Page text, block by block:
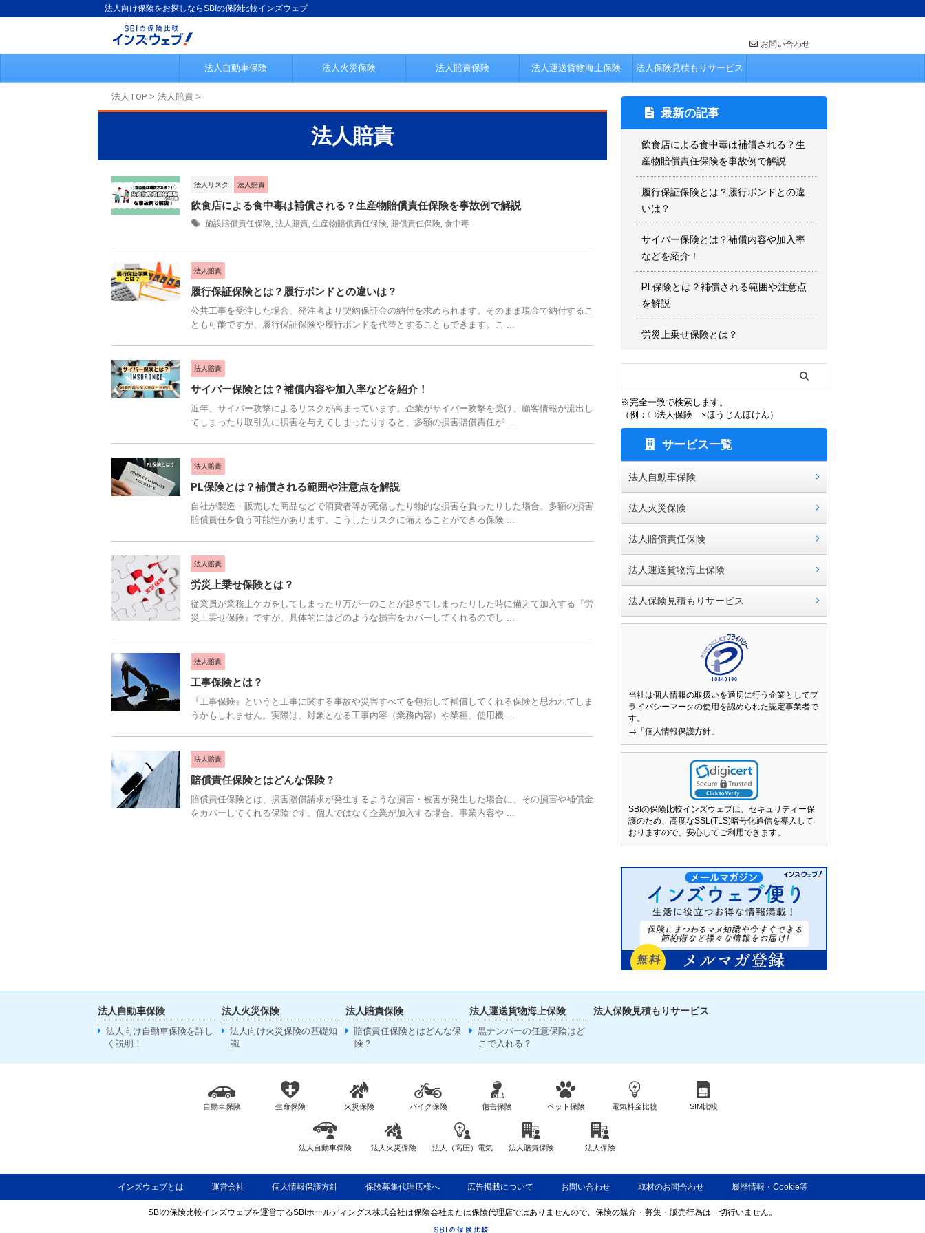
法人向け保険をお探しならSBIの保険比較インズウェブ
お問い合わせ
法人自動車保険 法人火災保険 法人賠責保険 法人運送貨物海上保険 法人保険見積もりサービス
法人TOP > 法人賠責 >
法人賠責
法人リスク 法人賠責
飲食店による食中毒は補償される？生産物賠償責任保険を事故例で解説
施設賠償責任保険, 法人賠責, 生産物賠償責任保険, 賠償責任保険, 食中毒
法人賠責
履行保証保険とは？履行ボンドとの違いは？
公共工事を受注した場合、発注者より契約保証金の納付を求められます。そのまま現金で納付するこ
とも可能ですが、履行保証保険や履行ボンドを代替とすることもできます。こ ...
法人賠責
サイバー保険とは？補償内容や加入率などを紹介！
近年、サイバー攻撃によるリスクが高まっています。企業がサイバー攻撃を受け、顧客情報が流出し
てしまったり取引先に損害を与えてしまったりすると、多額の損害賠償責任が ...
法人賠責
PL保険とは？補償される範囲や注意点を解説
自社が製造・販売した商品などで消費者等が死傷したり物的な損害を負ったりした場合、多額の損害
賠償責任を負う可能性があります。こうしたリスクに備えることができる保険 ...
法人賠責
労災上乗せ保険とは？
従業員が業務上ケガをしてしまったり万が一のことが起きてしまったりした時に備えて加入する『労
災上乗せ保険』ですが、具体的にはどのような損害をカバーしてくれるのでし ...
法人賠責
工事保険とは？
『工事保険』というと工事に関する事故や災害すべてを包括して補償してくれる保険と思われてしま
うかもしれません。実際は、対象となる工事内容（業務内容）や業種、使用機 ...
法人賠責
賠償責任保険とはどんな保険？
賠償責任保険とは、損害賠償請求が発生するような損害・被害が発生した場合に、その損害や補償金
をカバーしてくれる保険です。個人ではなく企業が加入する場合、事業内容や ...
最新の記事
飲食店による食中毒は補償される？生
産物賠償責任保険を事故例で解説
履行保証保険とは？履行ボンドとの違
いは？
サイバー保険とは？補償内容や加入率
などを紹介！
PL保険とは？補償される範囲や注意点
を解説
労災上乗せ保険とは？
※完全一致で検索します。
（例：〇法人保険 ×ほうじんほけん）
サービス一覧
法人自動車保険
法人火災保険
法人賠償責任保険
法人運送貨物海上保険
法人保険見積もりサービス
当社は個人情報の取扱いを適切に行う企業としてプ
ライバシーマークの使用を認められた認定事業者で
す。
→「個人情報保護方針」
SBIの保険比較インズウェブは、セキュリティー保
護のため、高度なSSL(TLS)暗号化通信を導入して
おりますので、安心してご利用できます。
法人自動車保険
法人向け自動車保険を詳し
く説明！
法人火災保険
法人向け火災保険の基礎知
識
法人賠責保険
賠償責任保険とはどんな保
険？
法人運送貨物海上保険
黒ナンバーの任意保険はど
こで入れる？
法人保険見積もりサービス
自動車保険 生命保険 火災保険 バイク保険 傷害保険 ペット保険 電気料金比較 SIM比較
法人自動車保険 法人火災保険 法人（高圧）電気 法人賠責保険 法人保険
インズウェブとは 運営会社 個人情報保護方針 保険募集代理店様へ 広告掲載について お問い合わせ 取材のお問合わせ 履歴情報・Cookie等
SBIの保険比較インズウェブを運営するSBIホールディングス株式会社は保険会社または保険代理店ではありませんので、保険の媒介・募集・販売行為は一切行いません。